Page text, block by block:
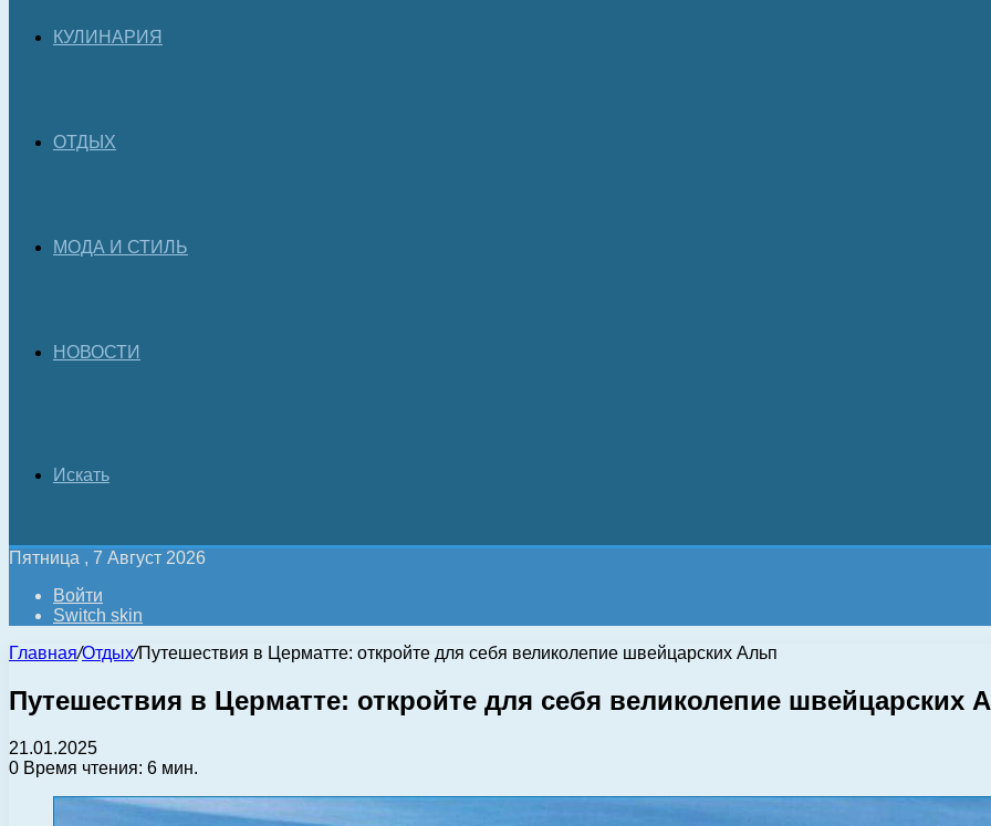
КУЛИНАРИЯ
ОТДЫХ
МОДА И СТИЛЬ
НОВОСТИ
Искать
Пятница , 7 Август 2026
Войти
Switch skin
Главная/Отдых/Путешествия в Церматте: откройте для себя великолепие швейцарских Альп
Путешествия в Церматте: откройте для себя великолепие швейцарских
21.01.2025
0 Время чтения: 6 мин.